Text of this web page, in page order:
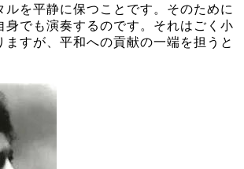
ルを平静に保つことです。そのために
身でも演奏するのです。それはごく小
ますが、平和への貢献の一端を担うと